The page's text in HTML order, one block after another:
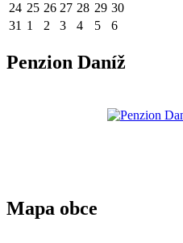
24 25 26 27 28 29 30
31 1 2 3 4 5 6
Penzion Daníž
Mapa obce